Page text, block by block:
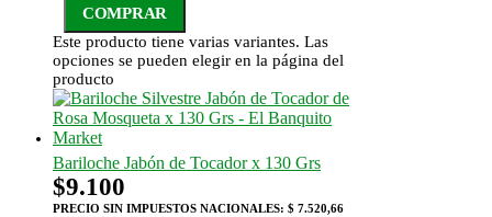
COMPRAR
Este producto tiene varias variantes. Las
opciones se pueden elegir en la página del
producto
Bariloche Jabón de Tocador x 130 Grs
$9.100
PRECIO SIN IMPUESTOS NACIONALES: $ 7.520,66